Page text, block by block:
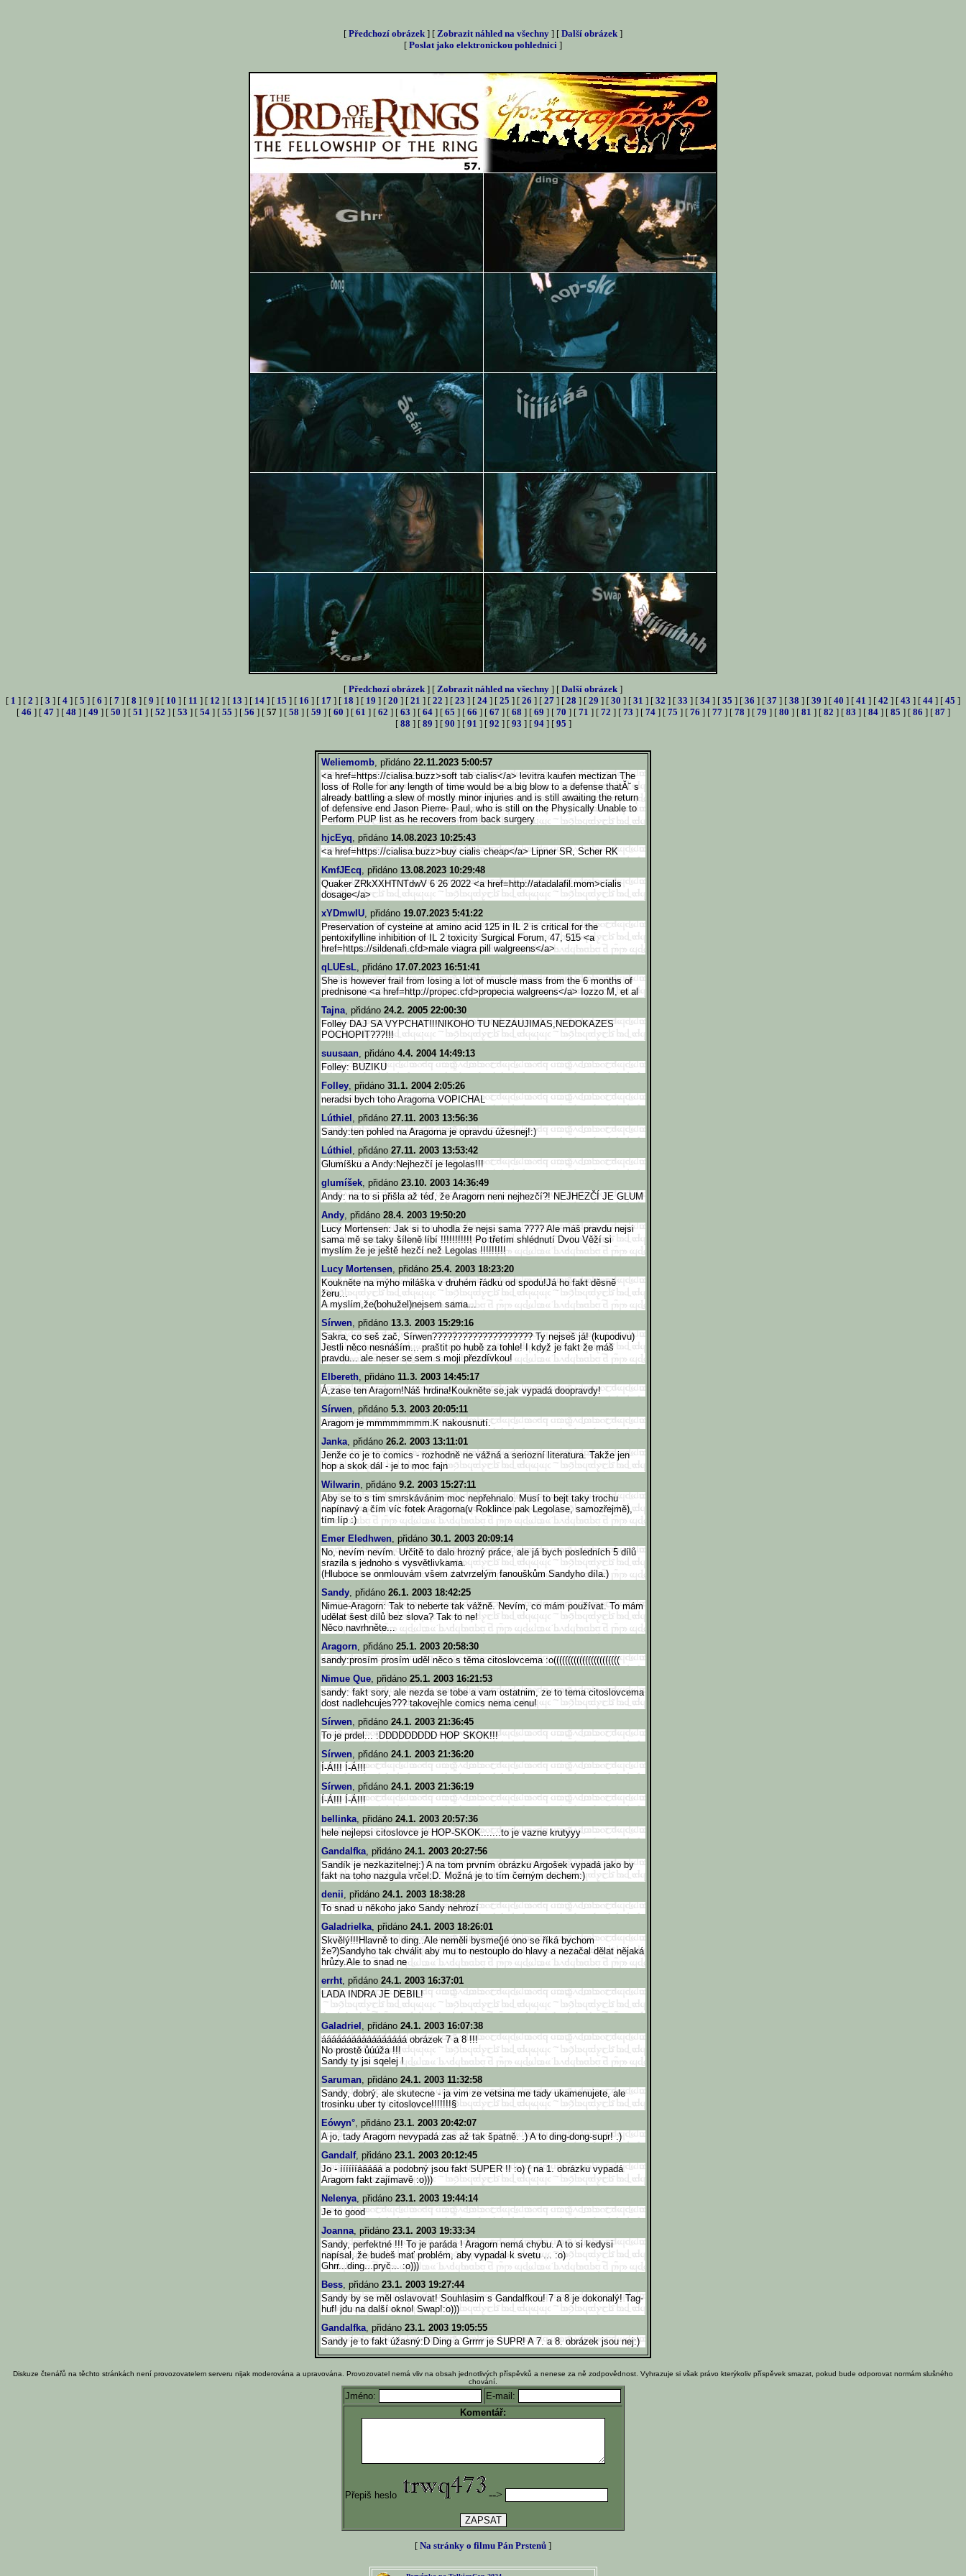
[ Předchozí obrázek ] [ Zobrazit náhled na všechny ] [ Další obrázek ]
[ Poslat jako elektronickou pohlednici ]
[ Předchozí obrázek ] [ Zobrazit náhled na všechny ] [ Další obrázek ]
[ 1 ] [ 2 ] [ 3 ] [ 4 ] [ 5 ] [ 6 ] [ 7 ] [ 8 ] [ 9 ] [ 10 ] [ 11 ] [ 12 ] [ 13 ] [ 14 ] [ 15 ] [ 16 ] [ 17 ] [ 18 ] [ 19 ] [ 20 ] [ 21 ] [ 22 ] [ 23 ] [ 24 ] [ 25 ] [ 26 ] [ 27 ] [ 28 ] [ 29 ] [ 30 ] [ 31 ] [ 32 ] [ 33 ] [ 34 ] [ 35 ] [ 36 ] [ 37 ] [ 38 ] [ 39 ] [ 40 ] [ 41 ] [ 42 ] [ 43 ] [ 44 ] [ 45 ]
[ 46 ] [ 47] [ 48 ] [ 49 ] [ 50 ] [ 51 ] [ 52 ] [ 53 ] [ 54] [ 55 ] [ 56 ] [ 57] [ 58 ] [ 59 ] [ 60 ] [ 61 ] [ 62 ] [ 63 ] [ 64] [ 65 ] [ 66 ] [ 67] [ 68 ] [ 69 ] [ 70 ] [ 71 ] [ 72 ] [ 73 ] [ 74] [ 75 ] [ 76 ] [ 77] [ 78 ] [ 79 ] [ 80 ] [ 81 ] [ 82 ] [ 83 ] [ 84] [ 85 ] [ 86 ] [ 87]
[ 88 ] [ 89 ] [ 90 ] [ 91 ] [ 92 ] [ 93 ] [ 94] [ 95 ]
Weliemomb, přidáno 22.11.2023 5:00:57
<a href=https://cialisa.buzz>soft tab cialis</a> levitra kaufen mectizan The
loss of Rolle for any length of time would be a big blow to a defense thatĂ˘ s
already battling a slew of mostly minor injuries and is still awaiting the return
of defensive end Jason Pierre- Paul, who is still on the Physically Unable to
Perform PUP list as he recovers from back surgery
hjcEyq, přidáno 14.08.2023 10:25:43
<a href=https://cialisa.buzz>buy cialis cheap</a> Lipner SR, Scher RK
KmfJEcq, přidáno 13.08.2023 10:29:48
Quaker ZRkXXHTNTdwV 6 26 2022 <a href=http://atadalafil.mom>cialis
dosage</a>
xYDmwIU, přidáno 19.07.2023 5:41:22
Preservation of cysteine at amino acid 125 in IL 2 is critical for the
pentoxifylline inhibition of IL 2 toxicity Surgical Forum, 47, 515 <a
href=https://sildenafi.cfd>male viagra pill walgreens</a>
qLUEsL, přidáno 17.07.2023 16:51:41
She is however frail from losing a lot of muscle mass from the 6 months of
prednisone <a href=http://propec.cfd>propecia walgreens</a> Iozzo M, et al
Tajna, přidáno 24.2. 2005 22:00:30
Folley DAJ SA VYPCHAT!!!NIKOHO TU NEZAUJIMAS,NEDOKAZES
POCHOPIT???!!!
suusaan, přidáno 4.4. 2004 14:49:13
Folley: BUZIKU
Folley, přidáno 31.1. 2004 2:05:26
neradsi bych toho Aragorna VOPICHAL
Lúthiel , přidáno 27.11. 2003 13:56:36
Sandy:ten pohled na Aragorna je opravdu úžesnej!:)
Lúthiel , přidáno 27.11. 2003 13:53:42
Glumíšku a Andy:Nejhezčí je legolas!!!
glumíšek, přidáno 23.10. 2003 14:36:49
Andy: na to si přišla až téď, že Aragorn neni nejhezčí?! NEJHEZČÍ JE GLUM
Andy, přidáno 28.4. 2003 19:50:20
Lucy Mortensen: Jak si to uhodla že nejsi sama ???? Ale máš pravdu nejsi
sama mě se taky šíleně líbí !!!!!!!!!!! Po třetím shlédnutí Dvou Věží si
myslím že je ještě hezčí než Legolas !!!!!!!!!
Lucy Mortensen, přidáno 25.4. 2003 18:23:20
Koukněte na mýho miláška v druhém řádku od spodu!Já ho fakt děsně
žeru...
A myslím,že(bohužel)nejsem sama...
Sírwen, přidáno 13.3. 2003 15:29:16
Sakra, co seš zač, Sírwen???????????????????? Ty nejseš já! (kupodivu)
Jestli něco nesnáším... praštit po hubě za tohle! I když je fakt že máš
pravdu... ale neser se sem s moji přezdívkou!
Elbereth, přidáno 11.3. 2003 14:45:17
Á,zase ten Aragorn!Náš hrdina!Koukněte se,jak vypadá doopravdy!
Sírwen, přidáno 5.3. 2003 20:05:11
Aragorn je mmmmmmmm.K nakousnutí.
Janka, přidáno 26.2. 2003 13:11:01
Jenže co je to comics - rozhodně ne vážná a seriozní literatura. Takže jen
hop a skok dál - je to moc fajn
Wilwarin, přidáno 9.2. 2003 15:27:11
Aby se to s tim smrskávánim moc nepřehnalo. Musí to bejt taky trochu
napínavý a čím víc fotek Aragorna(v Roklince pak Legolase, samozřejmě),
tím líp :)
Emer Eledhwen, přidáno 30.1. 2003 20:09:14
No, nevím nevím. Určitě to dalo hrozný práce, ale já bych posledních 5 dílů
srazila s jednoho s vysvětlivkama.
(Hluboce se onmlouvám všem zatvrzelým fanouškům Sandyho díla.)
Sandy, přidáno 26.1. 2003 18:42:25
Nimue-Aragorn: Tak to neberte tak vážně. Nevím, co mám používat. To mám
udělat šest dílů bez slova? Tak to ne!
Něco navrhněte...
Aragorn, přidáno 25.1. 2003 20:58:30
sandy:prosím prosím uděl něco s těma citoslovcema :o(((((((((((((((((((((((
Nimue Que, přidáno 25.1. 2003 16:21:53
sandy: fakt sory, ale nezda se tobe a vam ostatnim, ze to tema citoslovcema
dost nadlehcujes??? takovejhle comics nema cenu!
Sírwen, přidáno 24.1. 2003 21:36:45
To je prdel... :DDDDDDDDD HOP SKOK!!!
Sírwen, přidáno 24.1. 2003 21:36:20
Í-Á!!! Í-Á!!!
Sírwen, přidáno 24.1. 2003 21:36:19
Í-Á!!! Í-Á!!!
bellinka, přidáno 24.1. 2003 20:57:36
hele nejlepsi citoslovce je HOP-SKOK.......to je vazne krutyyy
Gandalfka, přidáno 24.1. 2003 20:27:56
Sandík je nezkazitelnej:) A na tom prvním obrázku Argošek vypadá jako by
fakt na toho nazgula vrčel:D. Možná je to tím černým dechem:)
denii, přidáno 24.1. 2003 18:38:28
To snad u někoho jako Sandy nehrozí
Galadrielka, přidáno 24.1. 2003 18:26:01
Skvělý!!!Hlavně to ding..Ale neměli bysme(jé ono se říká bychom
že?)Sandyho tak chválit aby mu to nestouplo do hlavy a nezačal dělat nějaká
hrůzy.Ale to snad ne
errht, přidáno 24.1. 2003 16:37:01
LADA INDRA JE DEBIL!
Galadriel , přidáno 24.1. 2003 16:07:38
ááááááááááááááááá obrázek 7 a 8 !!!
No prostě ůúúža !!!
Sandy ty jsi sqelej !
Saruman, přidáno 24.1. 2003 11:32:58
Sandy, dobrý, ale skutecne - ja vim ze vetsina me tady ukamenujete, ale
trosinku uber ty citoslovce!!!!!!!§
Eówyn°, přidáno 23.1. 2003 20:42:07
A jo, tady Aragorn nevypadá zas až tak špatně. .) A to ding-dong-supr! .)
Gandalf, přidáno 23.1. 2003 20:12:45
Jo - ííííííááááá a podobný jsou fakt SUPER !! :o) ( na 1. obrázku vypadá
Aragorn fakt zajímavě :o)))
Nelenya, přidáno 23.1. 2003 19:44:14
Je to good
Joanna, přidáno 23.1. 2003 19:33:34
Sandy, perfektné !!! To je paráda ! Aragorn nemá chybu. A to si kedysi
napísal, že budeš mať problém, aby vypadal k svetu ... :o)
Ghrr...ding...pryč... :o)))
Bess, přidáno 23.1. 2003 19:27:44
Sandy by se měl oslavovat! Souhlasim s Gandalfkou! 7 a 8 je dokonalý! Tag-
huf! jdu na další okno! Swap!:o)))
Gandalfka, přidáno 23.1. 2003 19:05:55
Sandy je to fakt úžasný:D Ding a Grrrrr je SUPR! A 7. a 8. obrázek jsou nej:)
Diskuze čtenářů na těchto stránkách není provozovatelem serveru nijak moderována a upravována. Provozovatel nemá vliv na obsah jednotlivých příspěvků a nenese za ně zodpovědnost. Vyhrazuje si však právo kterýkoliv příspěvek smazat, pokud bude odporovat normám slušného
chování.
Jméno:
E-mail:
Komentář:
Přepiš heslo -->
[ Na stránky o filmu Pán Prstenů ]